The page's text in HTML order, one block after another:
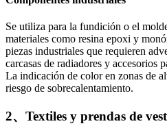
Se utiliza para la fundición o el
materiales como resina epoxi y
piezas industriales que requieren
carcasas de radiadores y accesorios
La indicación de color en zonas de
riesgo de sobrecalentamiento.
2、Textiles y prendas de